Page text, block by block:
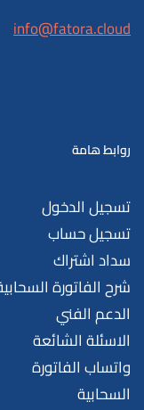
info@fatora.cloud
روابط هامة
تسجيل الدخول
تسجيل حساب
سداد اشتراك
شرح الفاتورة
الدعم الفني
الاسئلة الشائعة
واتساب الفاتورة
السحابية